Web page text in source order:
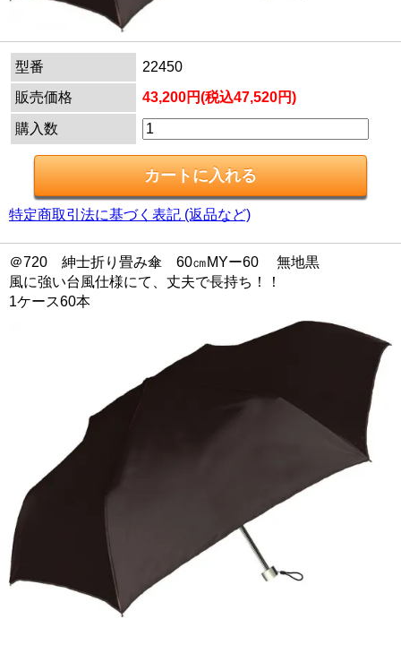
型番
22450
販売価格
43,200円(税込47,520円)
購入数
特定商取引法に基づく表記 (返品など)
＠720 紳士折り畳み傘 60㎝MYー60 無地黒
風に強い台風仕様にて、丈夫で長持ち！！
1ケース60本